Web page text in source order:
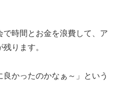
時間とお金を浪費して、ア
ります。
かったのかなぁ～」という